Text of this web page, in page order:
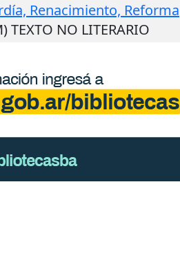
Renacimiento, Reforma
TEXTO NO LITERARIO